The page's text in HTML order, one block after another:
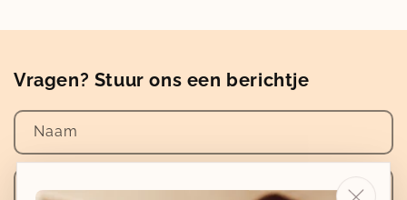
Vragen? Stuur ons een berichtje
Naam
E‑mail*